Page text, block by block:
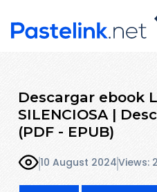
Descargar ebook
SILENCIOSA |
(PDF - EPUB)
10 August 2024Views: